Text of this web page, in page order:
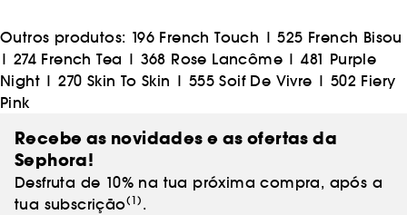
Outros produtos: 196 French Touch |525 French Bisou
| 274 French Tea | 368 Rose Lancôme |481 Purple
Night |270 Skin To Skin | 555 Soif De Vivre | 502 Fiery
Pink
Recebe as novidades e as ofertas da
Sephora!
Desfruta de 10% na tua próxima compra, após a
tua subscrição(1) .